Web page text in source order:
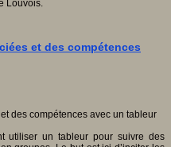
Louvois.
et des compétences
utiliser un tableur pour suivre des